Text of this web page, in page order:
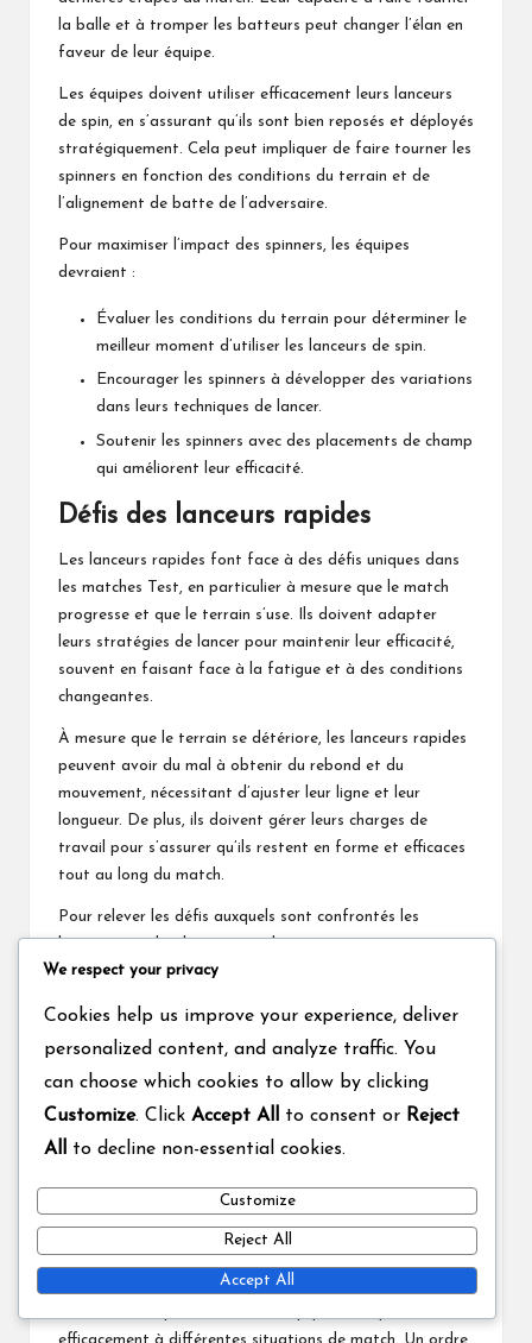
la balle et à tromper les batteurs peut changer l’élan en
faveur de leur équipe.
Les équipes doivent utiliser efficacement leurs lanceurs
de spin, en s’assurant qu’ils sont bien reposés et déployés
stratégiquement. Cela peut impliquer de faire tourner les
spinners en fonction des conditions du terrain et de
l’alignement de batte de l’adversaire.
Pour maximiser l’impact des spinners, les équipes
devraient :
Évaluer les conditions du terrain pour déterminer le
meilleur moment d’utiliser les lanceurs de spin.
Encourager les spinners à développer des variations
dans leurs techniques de lancer.
Soutenir les spinners avec des placements de champ
qui améliorent leur efficacité.
Défis des lanceurs rapides
Les lanceurs rapides font face à des défis uniques dans
les matches Test, en particulier à mesure que le match
progresse et que le terrain s’use. Ils doivent adapter
leurs stratégies de lancer pour maintenir leur efficacité,
souvent en faisant face à la fatigue et à des conditions
changeantes.
À mesure que le terrain se détériore, les lanceurs rapides
peuvent avoir du mal à obtenir du rebond et du
mouvement, nécessitant d’ajuster leur ligne et leur
longueur. De plus, ils doivent gérer leurs charges de
travail pour s’assurer qu’ils restent en forme et efficaces
tout au long du match.
Pour relever les défis auxquels sont confrontés les
lanceurs rapides, les équipes devraient :
fournir un repos adéquat entre les passages.
Encourager les lanceurs à développer des
compétences pour des conditions variées, comme le
reverse swing.
Mettre en œuvre des stratégies pour des
efforts de lancer rapide.
Flexibilité de l’ordre de batte
La flexibilité de l’ordre de batte est importante dans les
efficacement à différentes situations de match. Un ordre
We respect your privacy
Cookies help us improve your experience, deliver
personalized content, and analyze traffic. You
can choose which cookies to allow by clicking
Customize. Click Accept All to consent or Reject
All
to decline non-essential cookies.
Customize
Reject All
Accept All